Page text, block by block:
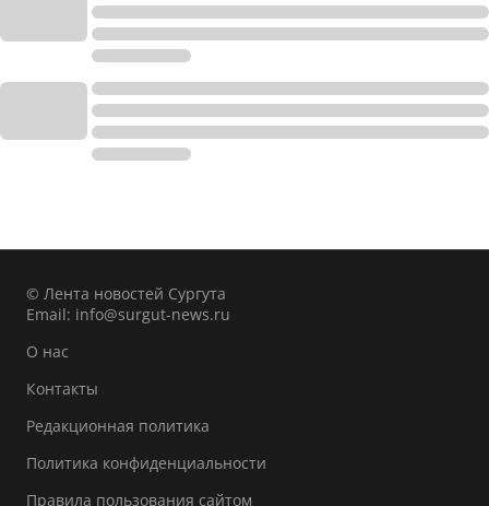
© Лента новостей Сургута
Email: info@surgut-news.ru
О нас
Контакты
Редакционная политика
Политика конфиденциальности
Правила пользования сайтом